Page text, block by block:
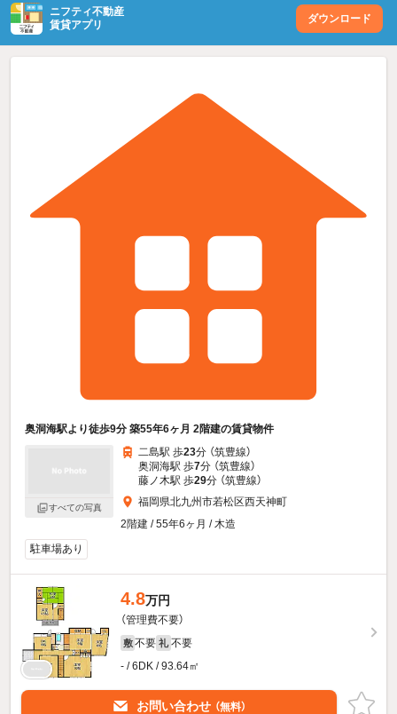
ニフティ不動産
賃貸アプリ
ダウンロード
奥洞海駅より徒歩9分 築55年6ヶ月 2階建の賃貸物件
すべての写真
二島駅 歩23分 （筑豊線）
奥洞海駅 歩7分 （筑豊線）
藤ノ木駅 歩29分 （筑豊線）
福岡県北九州市若松区西天神町
2階建 / 55年6ヶ月 / 木造
駐車場あり
4.8万円
（管理費不要）
敷 不要 礼 不要
- / 6DK / 93.64㎡
お問い合わせ （無料）